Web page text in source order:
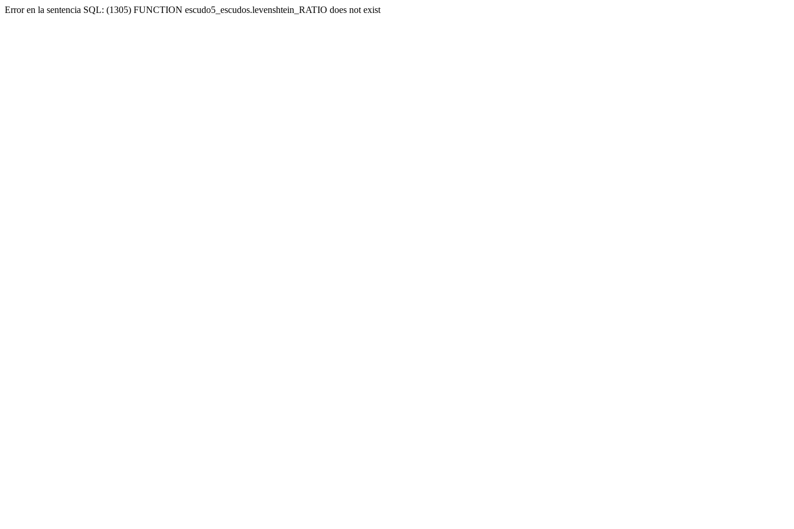
Error en la sentencia SQL: (1305) FUNCTION escudo5_escudos.levenshtein_RATIO does not exist